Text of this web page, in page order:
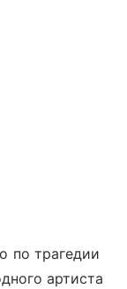
по трагедии
артиста